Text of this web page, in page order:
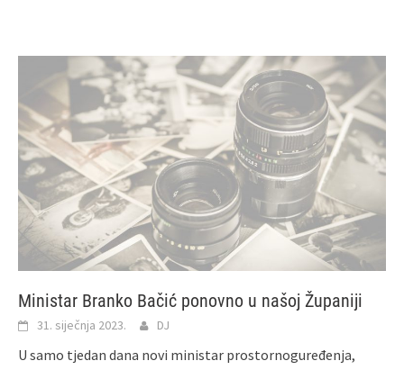
Ministar Branko Bačić ponovno u našoj Županiji
31. siječnja 2023. DJ
U samo tjedan dana novi ministar prostornoguređenja,